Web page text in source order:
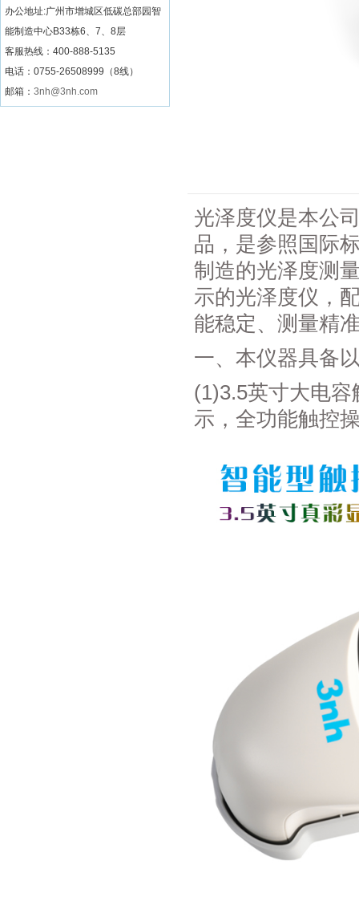
办公地址:广州市增城区低碳总部园智
能制造中心B33栋6、7、8层
客服热线： 400-888-5135
电话：0755-26508999（8线）
邮箱： 3nh@3nh.com
光泽度仪是本公
品，是参照国际
制造的光泽度测
示的光泽度仪，
能稳定、测量精
一、本仪器具备
(1)3.5英寸大电
示，全功能触控